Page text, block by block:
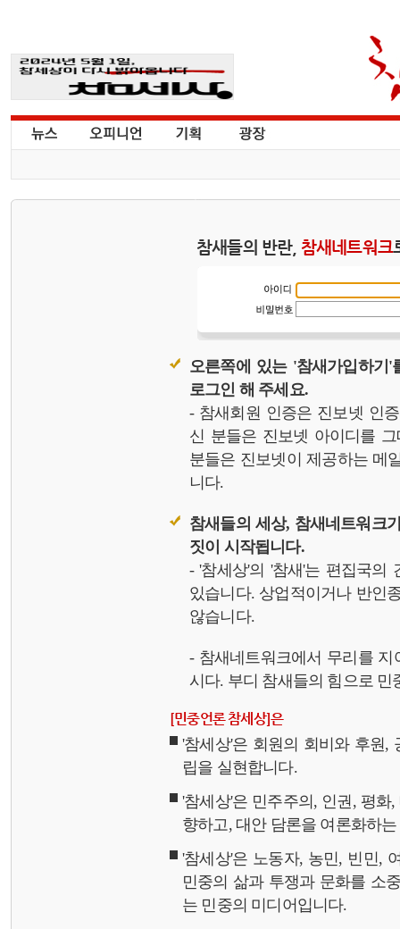
참새들의 반란, 참새네트워크
오른쪽에 있는 '참새가입하기
로그인 해 주세요.
- 참새회원 인증은 진보넷 인
신 분들은 진보넷 아이디를
분들은 진보넷이 제공하는 메
니다.
참새들의 세상, 참새네트워크
짓이 시작됩니다.
- '참세상'의 '참새'는 편집국의
있습니다. 상업적이거나 반인
않습니다.
- 참새네트워크에서 무리를
시다. 부디 참새들의 힘으로 민
[민중언론 참세상]은
'참세상'은 회원의 회비와 후원,
립을 실현합니다.
'참세상'은 민주주의, 인권, 평
향하고, 대안 담론을 여론화하
'참세상'은 노동자, 농민, 빈민,
민중의 삶과 투쟁과 문화를 소
는 민중의 미디어입니다.